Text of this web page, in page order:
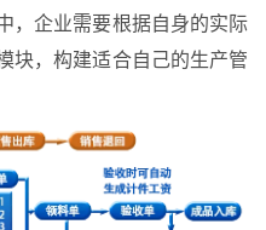
，企业需要根据自身的实际
块，构建适合自己的生产管